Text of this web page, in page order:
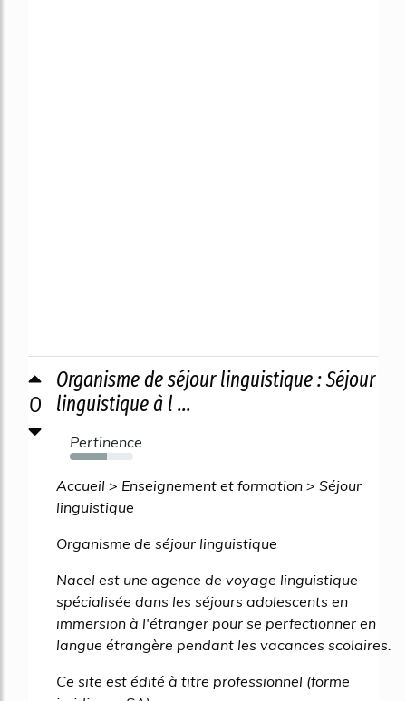
0
Organisme de séjour linguistique : Séjour
linguistique à l ...
Pertinence
59%
Accueil > Enseignement et formation > Séjour
linguistique
Organisme de séjour linguistique
Nacel est une agence de voyage linguistique
spécialisée dans les séjours adolescents en
immersion à l'étranger pour se perfectionner en
langue étrangère pendant les vacances scolaires.
Ce site est édité à titre professionnel (forme